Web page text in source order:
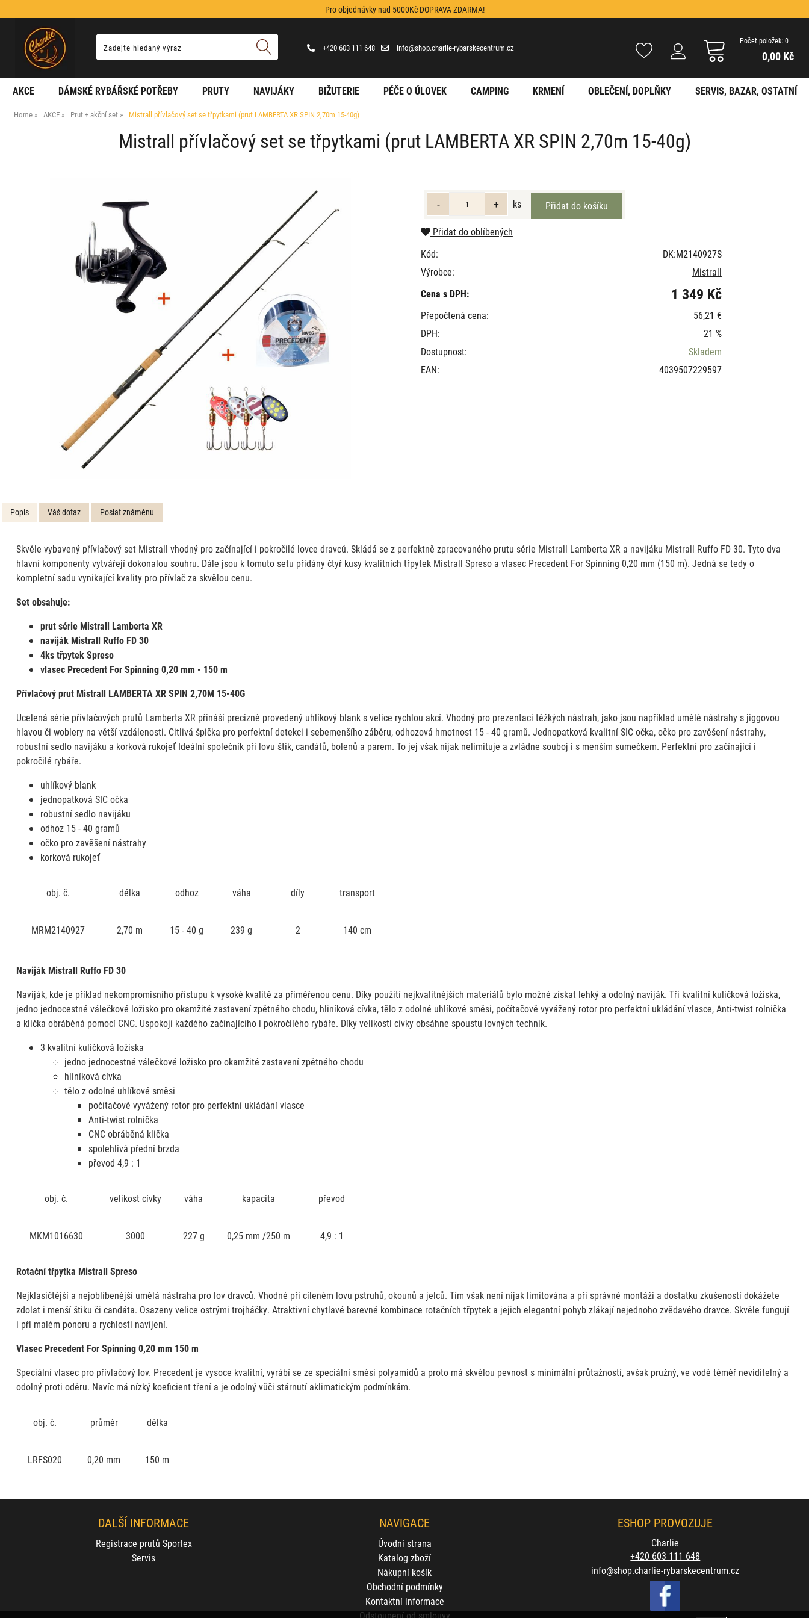
Pro objednávky nad 5000Kč DOPRAVA ZDARMA!
+420 603 111 648 info@shop.charlie-rybarskecentrum.cz
Počet položek: 0
0,00 Kč
AKCE DÁMSKÉ RYBÁŘSKÉ POTŘEBY PRUTY NAVIJÁKY BIŽUTERIE PÉČE O ÚLOVEK CAMPING KRMENÍ OBLEČENÍ, DOPLŇKY SERVIS, BAZAR, OSTATNÍ
Home AKCE Prut + akční set Mistrall přívlačový set se třpytkami (prut LAMBERTA XR SPIN 2,70m 15-40g)
Mistrall přívlačový set se třpytkami (prut LAMBERTA XR SPIN 2,70m 15-40g)
ks
Přidat do oblíbených
Kód:
DK:M2140927S
Výrobce:
Mistrall
Cena s DPH:
1 349 Kč
Přepočtená cena:
56,21 €
DPH:
21 %
Dostupnost:
Skladem
EAN:
4039507229597
Popis Váš dotaz Poslat známénu
Skvěle vybavený přívlačový set Mistrall vhodný pro začínající i pokročilé lovce dravců. Skládá se z perfektně zpracovaného prutu série Mistrall Lamberta XR a navijáku Mistrall Ruffo FD 30. Tyto dva
hlavní komponenty vytvářejí dokonalou souhru. Dále jsou k tomuto setu přidány čtyř kusy kvalitních třpytek Mistrall Spreso a vlasec Precedent For Spinning 0,20 mm (150 m). Jedná se tedy o
kompletní sadu vynikající kvality pro přívlač za skvělou cenu.
Set obsahuje:
prut série Mistrall Lamberta XR
naviják Mistrall Ruffo FD 30
4ks třpytek Spreso
vlasec Precedent For Spinning 0,20 mm - 150 m
Přívlačový prut Mistrall LAMBERTA XR SPIN 2,70M 15-40G
Ucelená série přívlačových prutů Lamberta XR přináší precizně provedený uhlíkový blank s velice rychlou akcí. Vhodný pro prezentaci těžkých nástrah, jako jsou například umělé nástrahy s jiggovou
hlavou či woblery na větší vzdálenosti. Citlivá špička pro perfektní detekci i sebemenšího záběru, odhozová hmotnost 15 - 40 gramů. Jednopatková kvalitní SIC očka, očko pro zavěšení nástrahy,
robustní sedlo navijáku a korková rukojeť Ideální společník při lovu štik, candátů, bolenů a parem. To jej však nijak nelimituje a zvládne souboj i s menším sumečkem. Perfektní pro začínající i
pokročilé rybáře.
uhlíkový blank
jednopatková SIC očka
robustní sedlo navijáku
odhoz 15 - 40 gramů
očko pro zavěšení nástrahy
korková rukojeť
obj. č. délka odhoz váha díly transport
MRM2140927 2,70 m 15 - 40 g 239 g 2 140 cm
Naviják Mistrall Ruffo FD 30
Naviják, kde je příklad nekompromisního přístupu k vysoké kvalitě za přiměřenou cenu. Díky použití nejkvalitnějších materiálů bylo možné získat lehký a odolný naviják. Tři kvalitní kuličková ložiska,
jedno jednocestné válečkové ložisko pro okamžité zastavení zpětného chodu, hliníková cívka, tělo z odolné uhlíkové směsi, počítačově vyvážený rotor pro perfektní ukládání vlasce, Anti-twist rolnička
a klička obráběná pomocí CNC. Uspokojí každého začínajícího i pokročilého rybáře. Díky velikosti cívky obsáhne spoustu lovných technik.
3 kvalitní kuličková ložiska
jedno jednocestné válečkové ložisko pro okamžité zastavení zpětného chodu
hliníková cívka
tělo z odolné uhlíkové směsi
počítačově vyvážený rotor pro perfektní ukládání vlasce
Anti-twist rolnička
CNC obráběná klička
spolehlivá přední brzda
převod 4,9 : 1
obj. č. velikost cívky váha kapacita převod
MKM1016630 3000 227 g 0,25 mm /250 m 4,9 : 1
Rotační třpytka Mistrall Spreso
Nejklasičtější a nejoblíbenější umělá nástraha pro lov dravců. Vhodné při cíleném lovu pstruhů, okounů a jelců. Tím však není nijak limitována a při správné montáži a dostatku zkušeností dokážete
zdolat i menší štiku či candáta. Osazeny velice ostrými trojháčky. Atraktivní chytlavé barevné kombinace rotačních třpytek a jejich elegantní pohyb zlákají nejednoho zvědavého dravce. Skvěle fungují
i při malém ponoru a rychlosti navíjení.
Vlasec Precedent For Spinning 0,20 mm 150 m
Speciální vlasec pro přívlačový lov. Precedent je vysoce kvalitní, vyrábí se ze speciální směsi polyamidů a proto má skvělou pevnost s minimální průtažností, avšak pružný, ve vodě téměř neviditelný a
odolný proti oděru. Navíc má nízký koeficient tření a je odolný vůči stárnutí aklimatickým podmínkám.
obj. č. průměr délka
LRFS020 0,20 mm 150 m
DALŠÍ INFORMACE
Registrace prutů Sportex
Servis
NAVIGACE
Úvodní strana
Katalog zboží
Nákupní košík
Obchodní podmínky
Kontaktní informace
Odstoupení od smlouvy
ESHOP PROVOZUJE
Charlie
+420 603 111 648
info@shop.charlie-rybarskecentrum.cz